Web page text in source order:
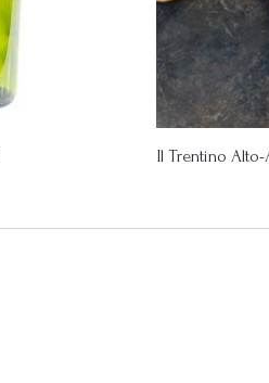
Il Trentino